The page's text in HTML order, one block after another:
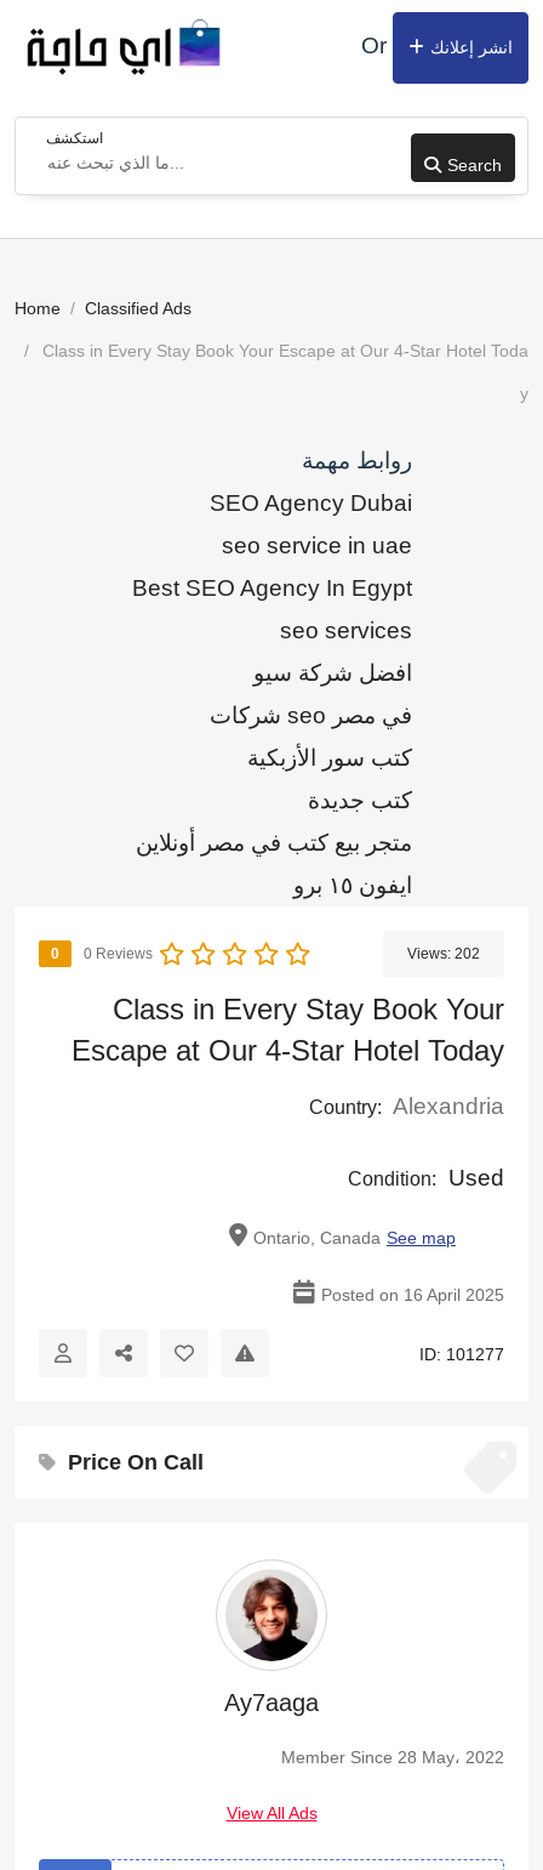
استكشف
Search
Or انشر إعلانك
Home Classified Ads
Class in Every Stay Book Your Escape at Our 4-Star Hotel Toda
y
0 0 Reviews Views: 202
Class in Every Stay Book Your
Escape at Our 4-Star Hotel Today
Country: Alexandria
Condition: Used
Ontario, Canada See map
Posted on 16 April 2025
ID: 101277
Price On Call
Ay7aaga
Member Since 28 May، 2022
View All Ads
روابط مهمة
SEO Agency Dubai
seo service in uae
Best SEO Agency In Egypt
seo services
افضل شركة سيو
شركات seo في مصر
كتب سور الأزبكية
كتب جديدة
متجر بيع كتب في مصر أونلاين
ايفون ١٥ برو